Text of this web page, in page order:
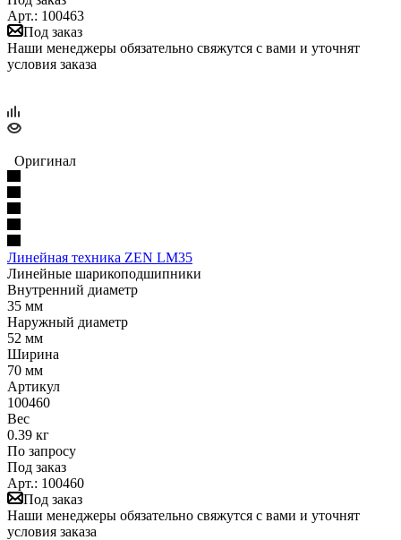
Арт.: 100463
Под заказ
Наши менеджеры обязательно свяжутся с вами и уточнят
условия заказа
Оригинал
Линейная техника ZEN LM35
Линейные шарикоподшипники
Внутренний диаметр
35 мм
Наружный диаметр
52 мм
Ширина
70 мм
Артикул
100460
Вес
0.39 кг
По запросу
Под заказ
Арт.: 100460
Под заказ
Наши менеджеры обязательно свяжутся с вами и уточнят
условия заказа